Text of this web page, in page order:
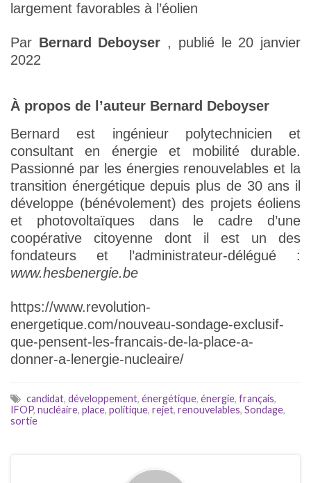
largement favorables à l’éolien
Par Bernard Deboyser , publié le 20 janvier
2022
À propos de l’auteur Bernard Deboyser
Bernard est ingénieur polytechnicien et
consultant en énergie et mobilité durable.
Passionné par les énergies renouvelables et la
transition énergétique depuis plus de 30 ans il
développe (bénévolement) des projets éoliens
et photovoltaïques dans le cadre d’une
coopérative citoyenne dont il est un des
fondateurs et l’administrateur-délégué :
www.hesbenergie.be
https://www.revolution-
energetique.com/nouveau-sondage-exclusif-
que-pensent-les-francais-de-la-place-a-
donner-a-lenergie-nucleaire/
candidat, développement, énergétique, énergie, français,
IFOP, nucléaire, place, politique, rejet, renouvelables, Sondage,
sortie